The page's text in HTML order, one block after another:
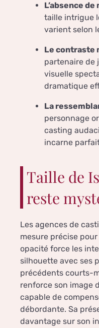
L’absence
taille intrigue
varient selon
Le contraste
partenaire de
visuelle
dramatique
La
personnage
casting
incarne
Taille de
reste
Les agences de
mesure précise
opacité force les
silhouette avec ses
précédents courts-
renforce son image
capable de
débordante. Sa
davantage sur son